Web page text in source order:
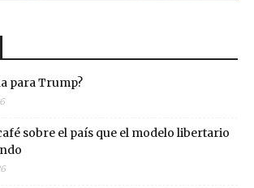
para Trump?
sobre el país que el modelo libertario